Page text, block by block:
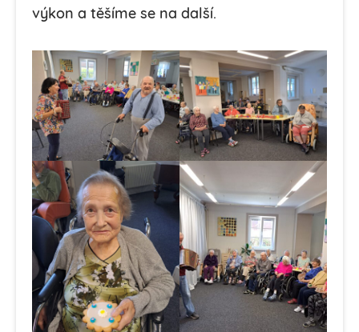
výkon a těšíme se na další.